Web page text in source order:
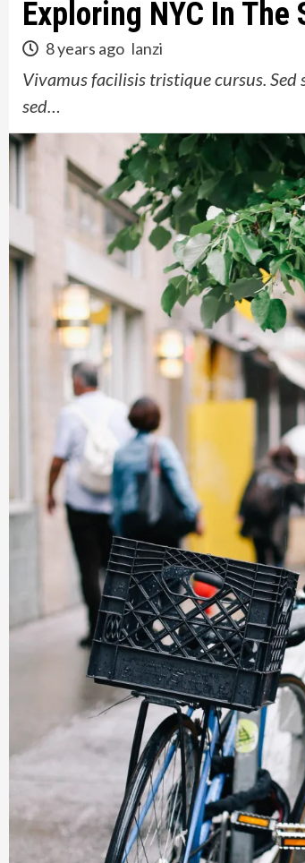
Exploring NYC In The
8 years ago lanzi
Vivamus facilisis tristique cursus.
sed…